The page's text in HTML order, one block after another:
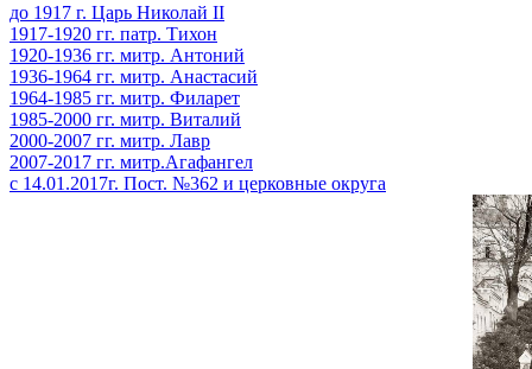
до 1917 г. Царь Николай II
1917-1920 гг. патр. Тихон
1920-1936 гг. митр. Антоний
1936-1964 гг. митр. Анастасий
1964-1985 гг. митр. Филарет
1985-2000 гг. митр. Виталий
2000-2007 гг. митр. Лавр
2007-2017 гг. митр.Агафангел
с 14.01.2017г. Пост. №362 и церковные округа